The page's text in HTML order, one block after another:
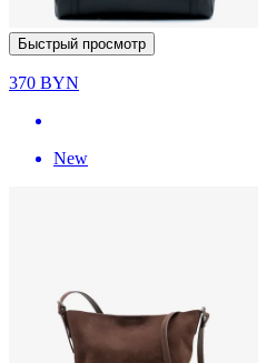
Быстрый просмотр
370 BYN
New